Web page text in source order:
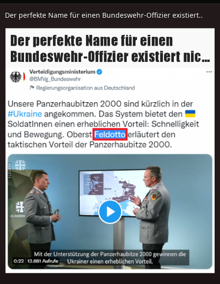
Der perfekte Name für einen Bundeswehr-Offizier existiert..